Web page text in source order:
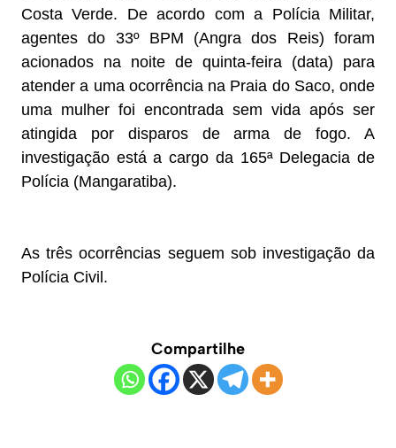
Costa Verde. De acordo com a Polícia Militar,
agentes do 33º BPM (Angra dos Reis) foram
acionados na noite de quinta-feira (data) para
atender a uma ocorrência na Praia do Saco, onde
uma mulher foi encontrada sem vida após ser
atingida por disparos de arma de fogo. A
investigação está a cargo da 165ª Delegacia de
Polícia (Mangaratiba).
As três ocorrências seguem sob investigação da
Polícia Civil.
Compartilhe